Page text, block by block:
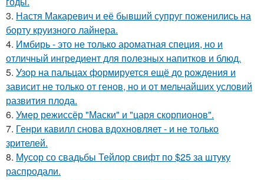
3. Настя Макаревич и её бывший супруг поженились на
борту круизного лайнера.
4. Имбирь - это не только ароматная специя, но и
отличный ингредиент для полезных напитков и блюд.
5. Узор на пальцах формируется ещё до рождения и
зависит не только от генов, но и от мельчайших условий
развития плода.
6. Умер режиссёр "Маски" и "царя скорпионов".
7. Генри кавилл снова вдохновляет - и не только
зрителей.
8. Мусор со свадьбы Тейлор свифт по $25 за штуку
распродали.